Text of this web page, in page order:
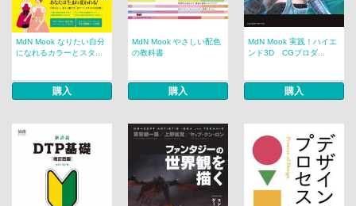
MdN Mook なりたい自分
になれるカラーとスタ...
購入
MdN Mook やさしい配色
の教科書
購入
MdN Mook 実践！ハイエ
ンド3D CGプロダ...
購入